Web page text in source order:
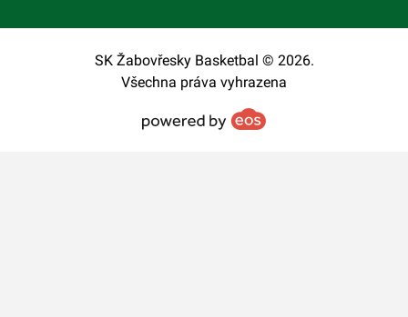
SK Žabovřesky Basketbal © 2026.
Všechna práva vyhrazena